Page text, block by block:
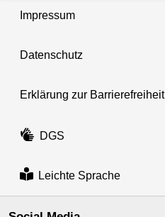
Impressum
Datenschutz
Erklärung zur Barrierefreiheit
DGS
Leichte Sprache